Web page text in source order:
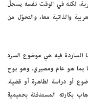
لكنه في الوقت نفسه يسجلّ
والذاتية معا، والتحوّل من
فيه هي موضوع السرد
بما هو عام ومصيري. وهو بوح
أو دراسة لظاهرة أو قضية.
بكارته المستدفئة بحميمية